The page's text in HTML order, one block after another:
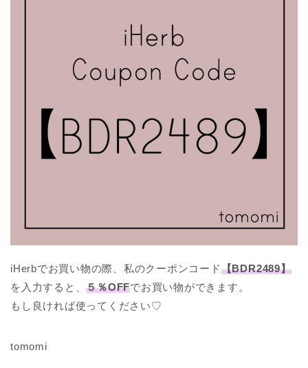
iHerbでお買い物の際、私のクーポンコード【BDR2489】
を入力すると、５％OFFでお買い物ができます。
もし良ければ使ってください♡
tomomi